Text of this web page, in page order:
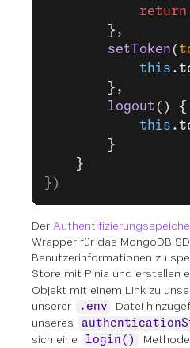
            return
        },
        setToken
(
            this
        },
        logout
() {
            this
        }
    }
})
Der
Wrapper für das MongoDB
Benutzerinformationen zu
Store mit Pinia und erstellen
Objekt mit einem Link zu
unserer
.env
Datei
unseres
sich eine
login()